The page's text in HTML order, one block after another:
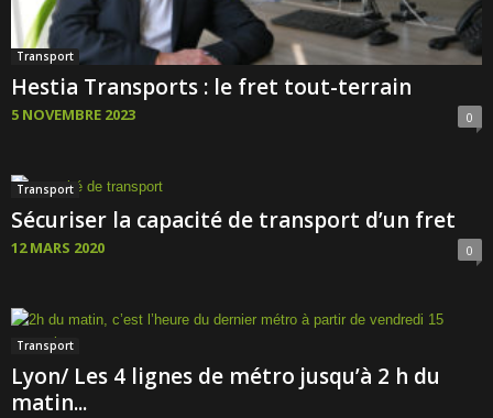
Transport
Hestia Transports : le fret tout-terrain
5 NOVEMBRE 2023 0
Transport
Sécuriser la capacité de transport d’un fret
12 MARS 2020 0
Transport
Lyon/ Les 4 lignes de métro jusqu’à 2 h du
matin...